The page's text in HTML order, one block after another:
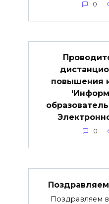
0
повышения
0
Поздравляем